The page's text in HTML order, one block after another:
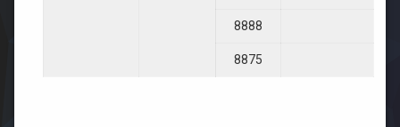
8888
8875